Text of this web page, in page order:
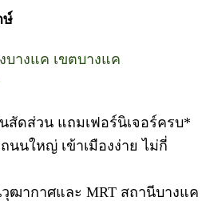
ษ์
างแค เขตบางแค
นสัดส่วน แถมเฟอร์นิเจอร์ครบ*
นนใหญ่ เข้าเมืองง่าย ไม่กี่
ฒากาศและ MRT สถานีบางแค